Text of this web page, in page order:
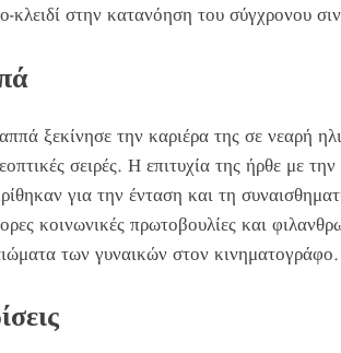
κλειδί στην κατανόηση του σύγχρονου
ξεκίνησε την καριέρα της σε νεαρή
σειρές. Η επιτυχία της ήρθε με
για την ένταση και τη
κοινωνικές πρωτοβουλίες και
των γυναικών στον κινηματογράφο.